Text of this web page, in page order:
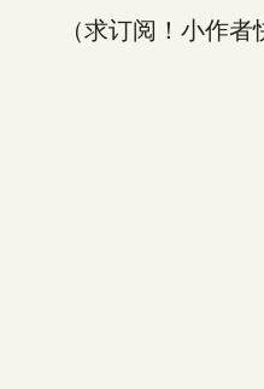
（求订阅！小作者